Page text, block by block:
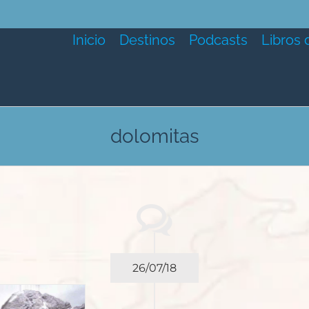
Inicio Destinos Podcasts Libros
dolomitas
26/07/18